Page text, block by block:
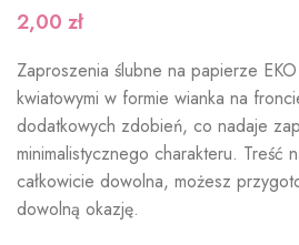
2,00 zł
Zaproszenia ślubne na papierze
kwiatowymi w formie wianka na
dodatkowych zdobień, co nadaje
minimalistycznego charakteru. Treść
całkowicie dowolna, możesz
dowolną okazję.